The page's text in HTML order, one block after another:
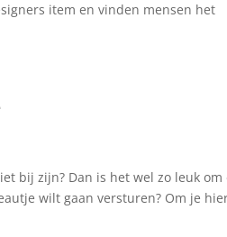
item en vinden mensen het
bij zijn? Dan is het wel zo leuk om
wilt gaan versturen? Om je